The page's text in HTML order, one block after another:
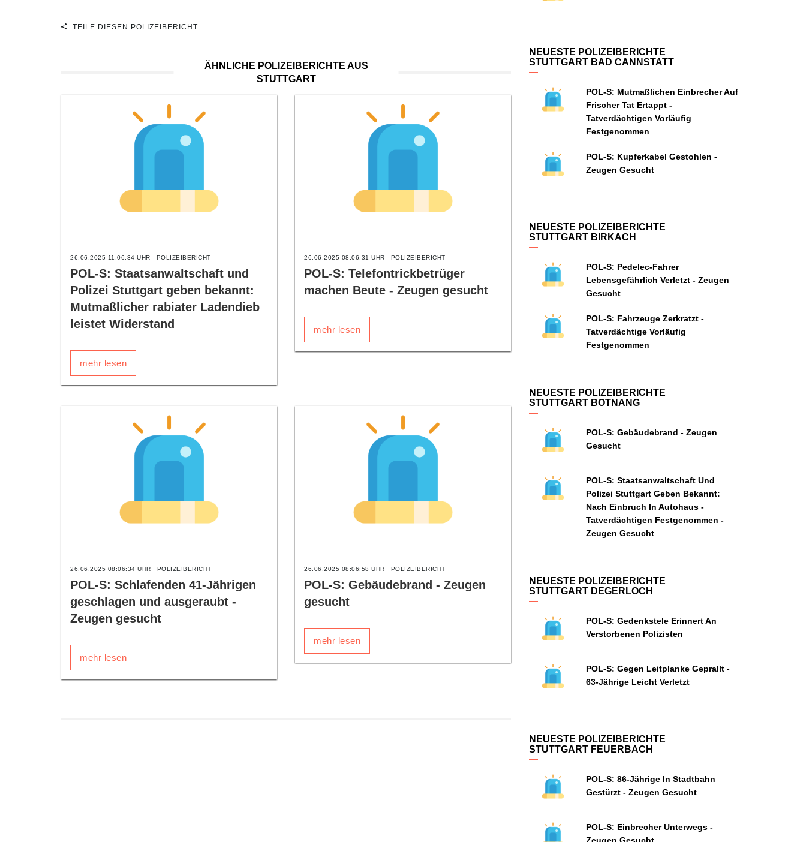
TEILE DIESEN POLIZEIBERICHT
ÄHNLICHE POLIZEIBERICHTE AUS
STUTTGART
26.06.2025 11:06:34 UHR POLIZEIBERICHT
POL-S: Staatsanwaltschaft und
Polizei Stuttgart geben bekannt:
Mutmaßlicher rabiater Ladendieb
leistet Widerstand
mehr lesen
26.06.2025 08:06:31 UHR POLIZEIBERICHT
POL-S: Telefontrickbetrüger
machen Beute - Zeugen gesucht
mehr lesen
26.06.2025 08:06:34 UHR POLIZEIBERICHT
POL-S: Schlafenden 41-Jährigen
geschlagen und ausgeraubt -
Zeugen gesucht
mehr lesen
26.06.2025 08:06:58 UHR POLIZEIBERICHT
POL-S: Gebäudebrand - Zeugen
gesucht
mehr lesen
NEUESTE POLIZEIBERICHTE
STUTTGART BAD CANNSTATT
POL-S: Mutmaßlichen Einbrecher Auf
Frischer Tat Ertappt -
Tatverdächtigen Vorläufig
Festgenommen
POL-S: Kupferkabel Gestohlen -
Zeugen Gesucht
NEUESTE POLIZEIBERICHTE
STUTTGART BIRKACH
POL-S: Pedelec-Fahrer
Lebensgefährlich Verletzt - Zeugen
Gesucht
POL-S: Fahrzeuge Zerkratzt -
Tatverdächtige Vorläufig
Festgenommen
NEUESTE POLIZEIBERICHTE
STUTTGART BOTNANG
POL-S: Gebäudebrand - Zeugen
Gesucht
POL-S: Staatsanwaltschaft Und
Polizei Stuttgart Geben Bekannt:
Nach Einbruch In Autohaus -
Tatverdächtigen Festgenommen -
Zeugen Gesucht
NEUESTE POLIZEIBERICHTE
STUTTGART DEGERLOCH
POL-S: Gedenkstele Erinnert An
Verstorbenen Polizisten
POL-S: Gegen Leitplanke Geprallt -
63-Jährige Leicht Verletzt
NEUESTE POLIZEIBERICHTE
STUTTGART FEUERBACH
POL-S: 86-Jährige In Stadtbahn
Gestürzt - Zeugen Gesucht
POL-S: Einbrecher Unterwegs -